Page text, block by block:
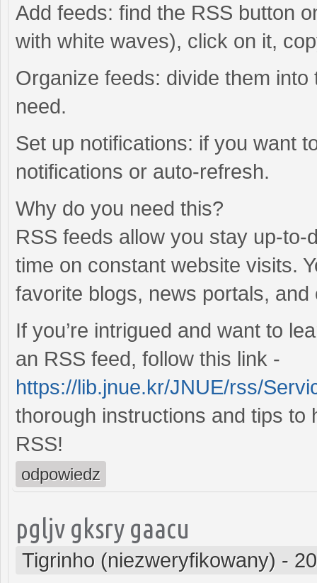
Add feeds: find the RSS button
with white waves), click on it,
Organize feeds: divide them
need.
Set up notifications: if you want
notifications or auto-refresh.
Why do you need this?
RSS feeds allow you stay up-
time on constant website visits.
favorite blogs, news portals,
If you’re intrigued and want to
an RSS feed, follow this link -
https://lib.jnue.kr/JNUE/rss/
thorough instructions and tips to
RSS!
odpowiedz
pgljv gksry gaacu
Tigrinho (niezweryfikowany) -